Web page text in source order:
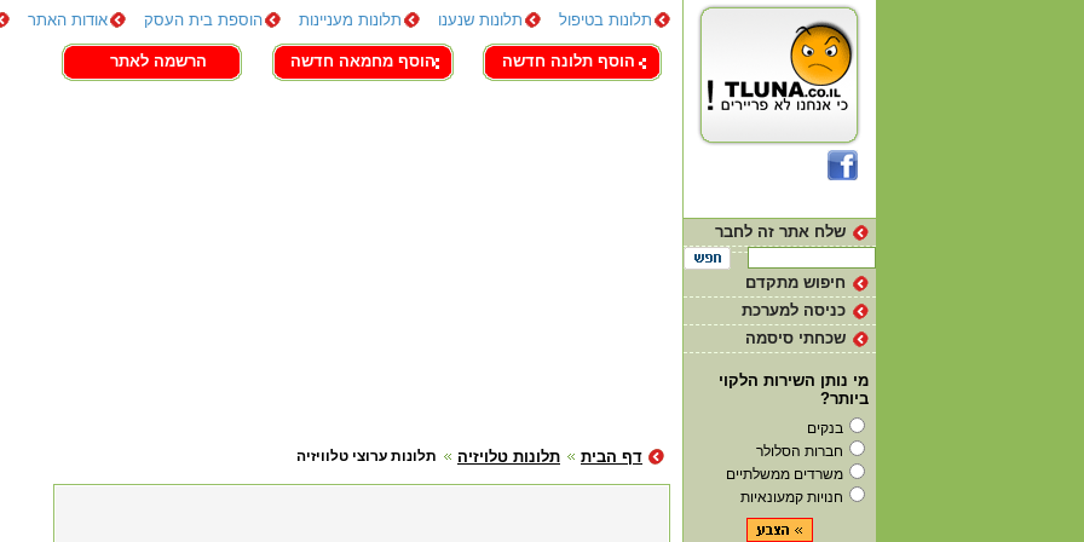
תלונות בטיפול תלונות שנענו תלונות מעניינות הוספת בית העסק אודות האתר
צור קשר
הוסף תלונה חדשה הוסף מחמאה חדשה הרשמה לאתר
תלונות ערוצי טלוויזיה תלונות טלויזיה דף הבית
שלח אתר זה לחבר
חיפוש מתקדם
כניסה למערכת
שכחתי סיסמה
מי נותן השירות הלקוי
ביותר?
בנקים
חברות הסלולר
משרדים ממשלתיים
חנויות קמעונאיות